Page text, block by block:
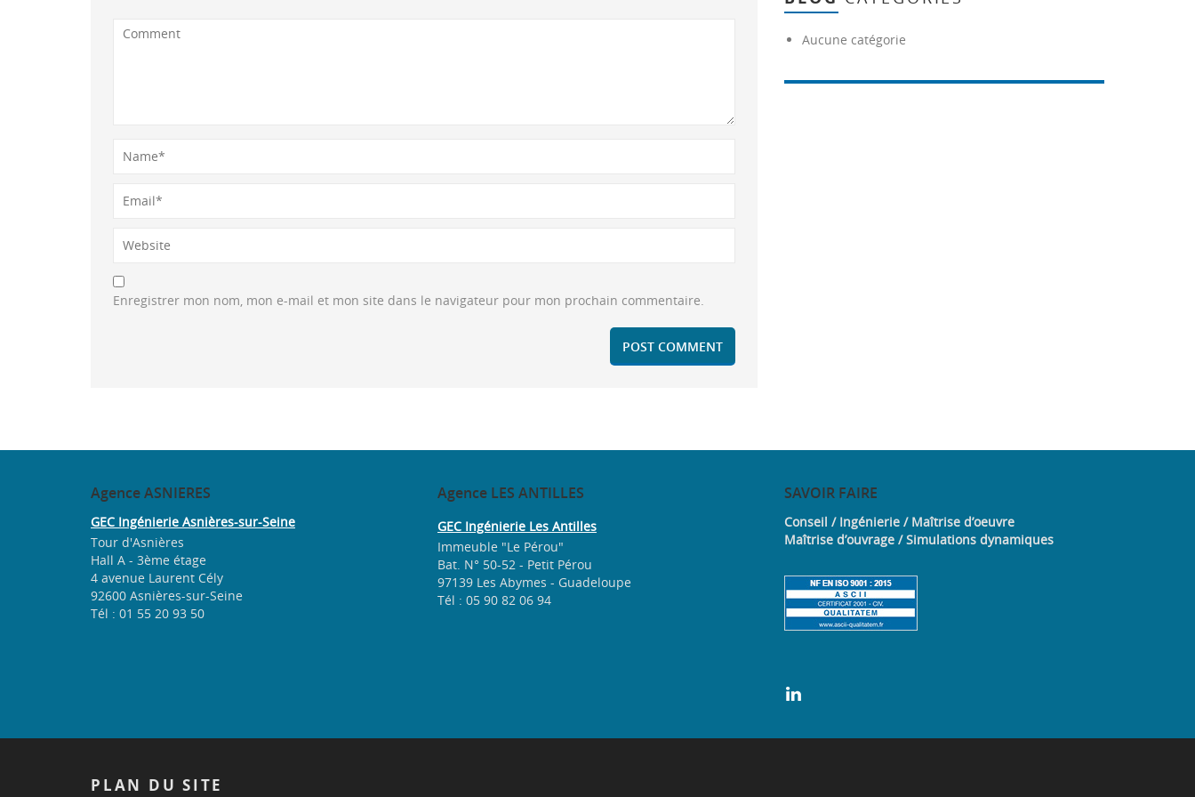
Enregistrer mon nom, mon e-mail et mon site dans le navigateur pour mon prochain commentaire.
Aucune catégorie
AgenceASNIERES
GEC Ingénierie Asnières-sur-Seine
Tour d'Asnières
Hall A - 3ème étage
4 avenue Laurent Cély
92600 Asnières-sur-Seine
Tél : 01 55 20 93 50
Agence LES ANTILLES
GEC Ingénierie Les Antilles
Immeuble "Le Pérou"
Bat. N° 50-52 - Petit Pérou
97139 Les Abymes - Guadeloupe
Tél : 05 90 82 06 94
SAVOIR FAIRE
Conseil / Ingénierie / Maîtrise d’oeuvre
Maîtrise d’ouvrage / Simulations dynamiques
PLAN DU SITE